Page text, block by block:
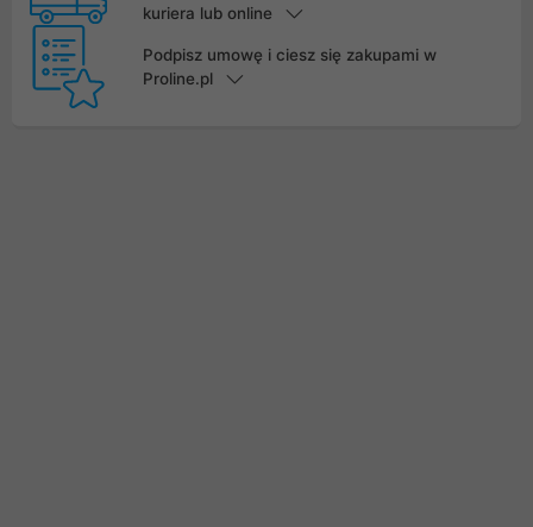
kuriera lub online
Podpisz umowę i ciesz się zakupami w
Proline.pl